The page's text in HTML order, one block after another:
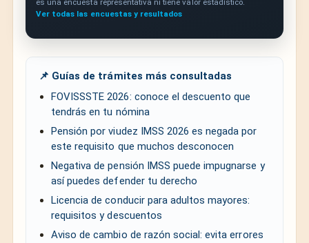
Ver todas las encuestas y resultados
📌 Guías de trámites más consultadas
FOVISSSTE 2026: conoce el descuento que
tendrás en tu nómina
Pensión por viudez IMSS 2026 es negada por
este requisito que muchos desconocen
Negativa de pensión IMSS puede impugnarse y
así puedes defender tu derecho
Licencia de conducir para adultos mayores:
requisitos y descuentos
Aviso de cambio de razón social: evita errores